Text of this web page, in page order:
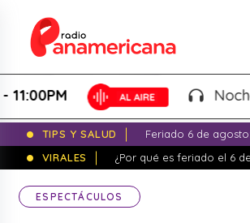
Noches de
TIPS Y SALUD
Feriado 6 de
VIRALES
¿Por qué es feriado el 6
ESPECTÁCULOS